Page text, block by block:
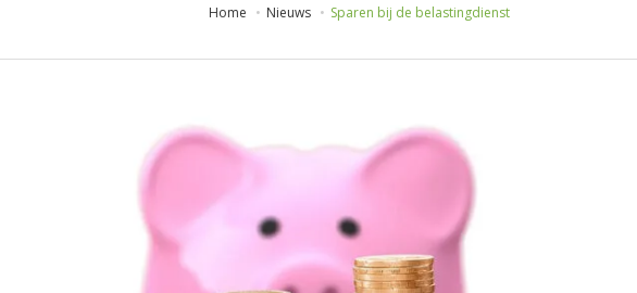
Home Nieuws Sparen bij de belastingdienst